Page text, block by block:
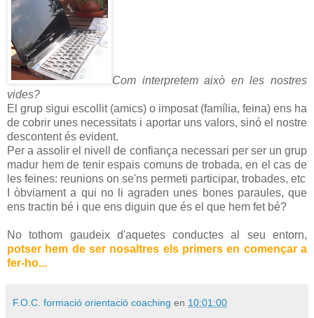
Com interpretem això en les nostres
vides?
El grup sigui escollit (amics) o imposat (família, feina) ens ha
de cobrir unes necessitats i aportar uns valors, sinó el nostre
descontent és evident.
Per a assolir el nivell de confiança necessari per ser un grup
madur hem de tenir espais comuns de trobada, en el cas de
les feines: reunions on se'ns permeti participar, trobades, etc
I òbviament a qui no li agraden unes bones paraules, que
ens tractin bé i que ens diguin que és el que hem fet bé?
No tothom gaudeix d'aquetes conductes al seu entorn,
potser hem de ser nosaltres els primers en començar a
fer-ho...
F.O.C. formació orientació coaching en 10:01:00